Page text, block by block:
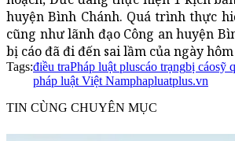
huyện Bình Chánh. Quá trình thực
cũng như lãnh đạo Công an huyện
bị cáo đã đi đến sai lầm của ngày
Tags:điều traPháp luật pluscáo trạngbị cáosỹ
pháp luật Việt Namphapluatplus.vn
TIN CÙNG CHUYÊN MỤC